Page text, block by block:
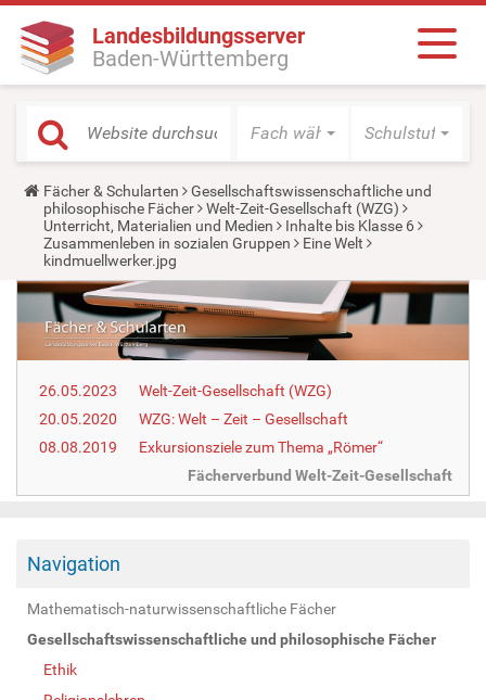
Landesbildungsserver
Baden-Württemberg
Fach wählen Schulstufe
Y
o
u
a
r
e
h
r
e
:
Fächer & Schularten
Gesellschaftswissenschaftliche und
philosophische Fächer
Welt-Zeit-Gesellschaft (WZG)
Unterricht, Materialien und Medien
Inhalte bis Klasse 6
Zusammenleben in sozialen Gruppen
Eine Welt
kindmuellwerker.jpg
26.05.2023
Welt-Zeit-Gesellschaft (WZG)
20.05.2020
WZG: Welt – Zeit – Gesellschaft
08.08.2019
Exkursionsziele zum Thema „Römer“
Fächerverbund Welt-Zeit-Gesellschaft
Navigation
Mathematisch-naturwissenschaftliche Fächer
Gesellschaftswissenschaftliche und philosophische Fächer
Ethik